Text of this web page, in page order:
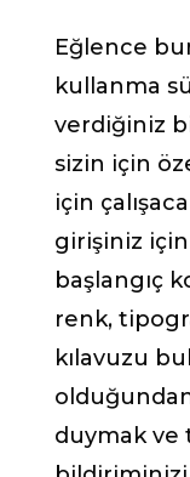
Eğlence
kullanma
verdiğiniz
sizin için
için
girişiniz için
başlangıç
renk,
kılavuzu
duymak ve